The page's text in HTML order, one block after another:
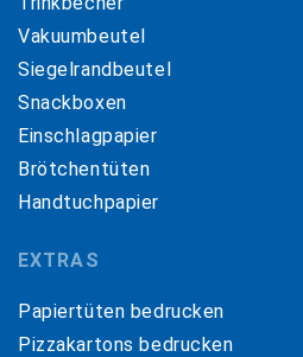
Vakuumbeutel
Siegelrandbeutel
Snackboxen
Einschlagpapier
Brötchentüten
Handtuchpapier
EXTRAS
Papiertüten bedrucken
Pizzakartons bedrucken